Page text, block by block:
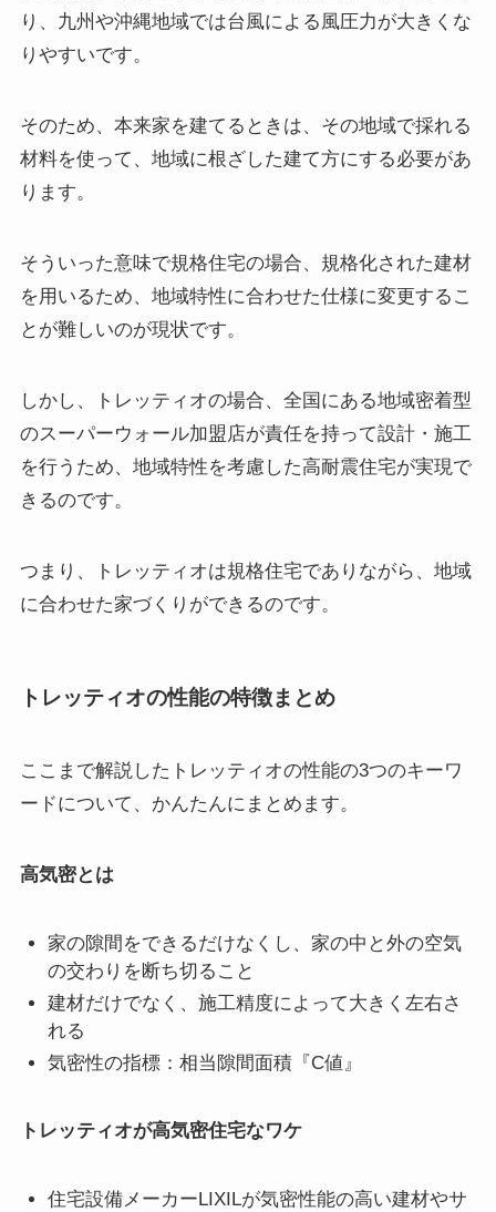
り、九州や沖縄地域では台風による風圧力が大きくな
りやすいです。
そのため、本来家を建てるときは、その地域で採れる
材料を使って、地域に根ざした建て方にする必要があ
ります。
そういった意味で規格住宅の場合、規格化された建材
を用いるため、地域特性に合わせた仕様に変更するこ
とが難しいのが現状です。
しかし、トレッティオの場合、全国にある地域密着型
のスーパーウォール加盟店が責任を持って設計・施工
を行うため、地域特性を考慮した高耐震住宅が実現で
きるのです。
つまり、トレッティオは規格住宅でありながら、地域
に合わせた家づくりができるのです。
トレッティオの性能の特徴まとめ
ここまで解説したトレッティオの性能の3つのキーワ
ードについて、かんたんにまとめます。
高気密とは
家の隙間をできるだけなくし、家の中と外の空気
の交わりを断ち切ること
建材だけでなく、施工精度によって大きく左右さ
れる
気密性の指標：相当隙間面積『C値』
トレッティオが高気密住宅なワケ
住宅設備メーカーLIXILが気密性能の高い建材やサ